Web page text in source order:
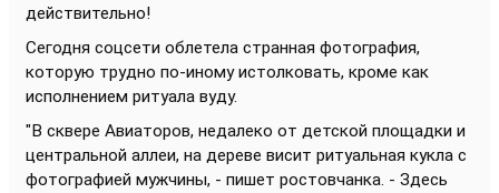
действительно!
Сегодня соцсети облетела странная фотография,
которую трудно по-иному истолковать, кроме как
исполнением ритуала вуду.
"В сквере Авиаторов, недалеко от детской площадки и
центральной аллеи, на дереве висит ритуальная кукла с
фотографией мужчины, - пишет ростовчанка. - Здесь